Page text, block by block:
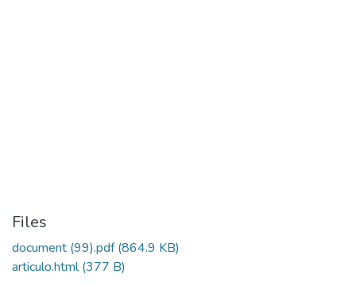
Files
document (99).pdf(864.9 KB)
articulo.html(377 B)